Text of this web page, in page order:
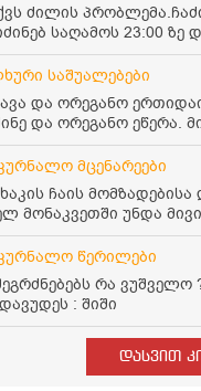
ძილის
საღამოს 23:00 ზე
და მერე ვერ
საშუალება თუ
საშუალებები
და ორეგანო
და ორეგანო ეწერა.
ჭიქა თბილ წყალში
და გამხმარი
წუთი, მივიღოთო
და ანთების
ინფორმაცია?
თუ შველის ორეგანოს
მცენარეები
ჩაის
მონაკვეთში უნდა
და უკუჩვენება თუ აქვს
წერილები
რა ვუშველო
: შიში
დასვით